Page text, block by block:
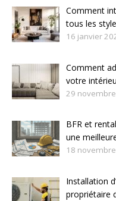
Comment
tous les
16 janvier
Comment
votre
29
BFR et
une
18
Installation
propriétaire